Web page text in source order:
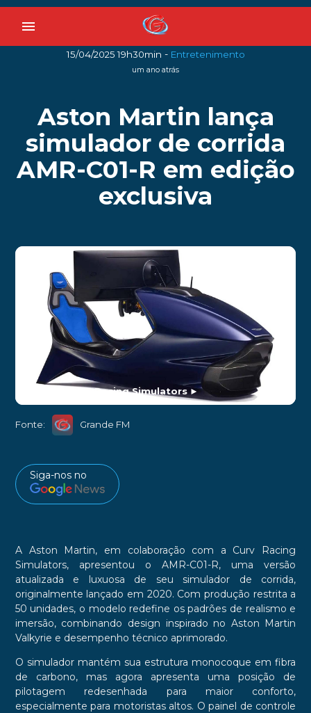
menu
15/04/2025 19h30min - Entretenimento
um ano atrás
Aston Martin lança
simulador de corrida
AMR-C01-R em edição
exclusiva
Foto de: Curv Racing Simulators►
Fonte: Grande FM
Siga-nos no
A Aston Martin, em colaboração com a Curv Racing
Simulators, apresentou o AMR-C01-R, uma versão
atualizada e luxuosa de seu simulador de corrida,
originalmente lançado em 2020. Com produção restrita a
50 unidades, o modelo redefine os padrões de realismo e
imersão, combinando design inspirado no Aston Martin
Valkyrie e desempenho técnico aprimorado.
O simulador mantém sua estrutura monocoque em fibra
de carbono, mas agora apresenta uma posição de
pilotagem redesenhada para maior conforto,
especialmente para motoristas altos. O painel de controle